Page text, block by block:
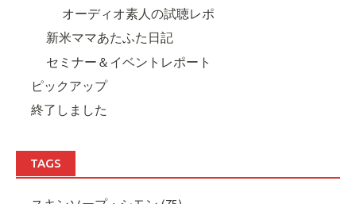
オーディオ素人の試聴レポ
新米ママあたふた日記
セミナー＆イベントレポート
ピックアップ
終了しました
TAGS